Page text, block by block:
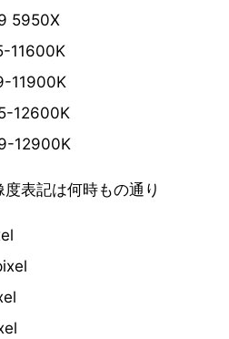
5950X
11600K
11900K
12600K
12900K
表記は何時もの通り